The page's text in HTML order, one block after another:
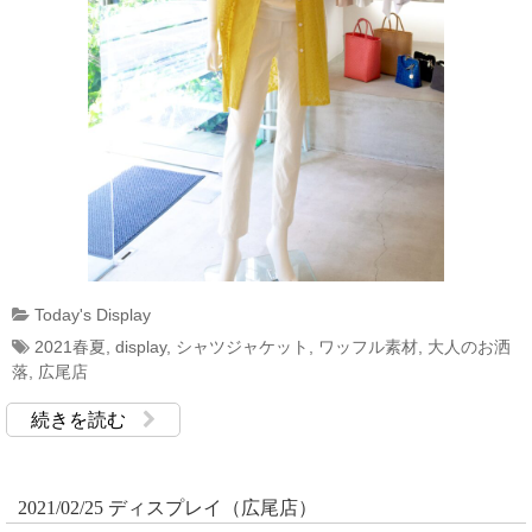
Today's Display
2021春夏 display, シャツジャケット ワッフル素材 大人のお洒
落
広尾店
続きを読む
2021/02/25 ディスプレイ（広尾店）